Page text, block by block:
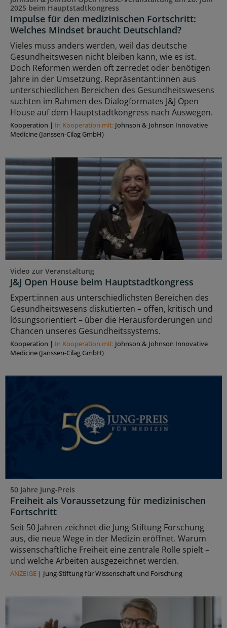
2025 beim Hauptstadtkongress
Impulse für den medizinischen Fortschritt:
Welches Mindset braucht Deutschland?
Vieles muss anders werden, weil das deutsche
Gesundheitswesen nicht bleiben kann, wie es ist.
Doch Reformen werden oft zerredet oder benötigen
Jahre in der Umsetzung. Repräsentant:innen aus
unterschiedlichen Bereichen des Gesundheitswesens
suchten im Rahmen des Dialogformates J&J Open
House auf dem Hauptstadtkongress nach Auswegen.
Kooperation | In Kooperation mit: Johnson & Johnson Innovative
Medicine (Janssen-Cilag GmbH)
Video zur Veranstaltung
J&J Open House beim Hauptstadtkongress
Expert:innen aus unterschiedlichsten Bereichen des
Gesundheitswesens diskutierten – offen, kritisch und
lösungsorientiert – über die Herausforderungen und
Chancen unseres Gesundheitssystems.
Kooperation | In Kooperation mit: Johnson & Johnson Innovative
Medicine (Janssen-Cilag GmbH)
50 Jahre Jung-Preis
Freiheit als Voraussetzung für medizinischen
Fortschritt
Seit 50 Jahren zeichnet die Jung-Stiftung Forschung
aus, die neue Wege in der Medizin eröffnet. Warum
wissenschaftliche Freiheit eine zentrale Rolle spielt –
und welche Arbeiten ausgezeichnet werden.
ANZEIGE | Jung-Stiftung für Wissenschaft und Forschung